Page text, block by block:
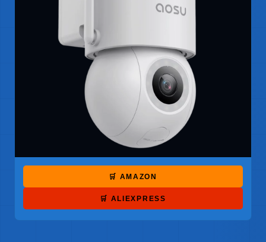
🛒 AMAZON
🛒 ALIEXPRESS